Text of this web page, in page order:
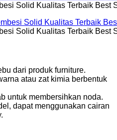
Solid Kualitas Terbaik Best
Solid Kualitas Terbaik Best
dari produk furniture.
atau zat kimia berbentuk
untuk membersihkan noda.
dapat menggunakan cairan